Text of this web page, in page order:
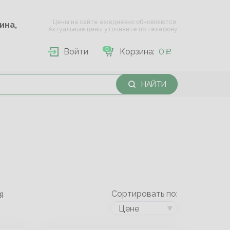
Цены на сайте ежедневно обновляются.
Актуальные цены уточняйте по телефону
Войти Корзина: 0
0
НАЙТИ
Я
Сортировать по:
Цене